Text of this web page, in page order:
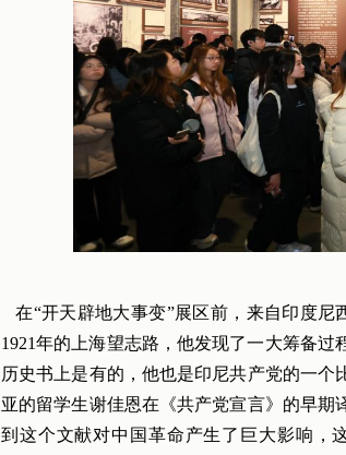
在“开天辟地大事变”展区前，来自印度尼
1921年的上海望志路，他发现了一大筹备
历史书上是有的，他也是印尼共产党的一
亚的留学生谢佳恩在《共产党宣言》的早期
到这个文献对中国革命产生了巨大影响，